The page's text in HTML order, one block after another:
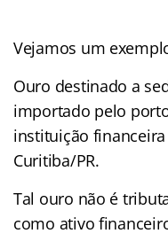
Vejamos um
Ouro destinado a
importado pelo
instituição
Curitiba/PR.
Tal ouro não é
como ativo